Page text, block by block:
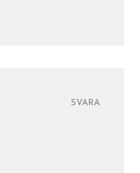
SVARA